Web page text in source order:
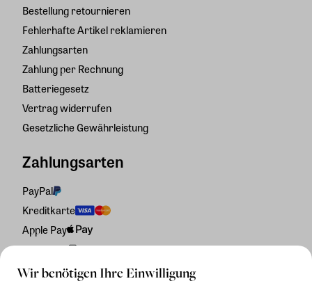
Wir benötigen Ihre Einwilligung
Bestellung retournieren
Fehlerhafte Artikel reklamieren
Zahlungsarten
Zahlung per Rechnung
Batteriegesetz
Vertrag widerrufen
Gesetzliche Gewährleistung
Zahlungsarten
PayPal
Kreditkarte
Apple Pay
Rechnung